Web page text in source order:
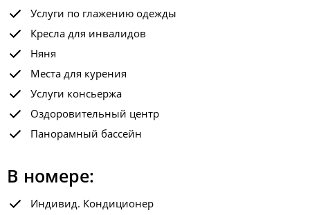
Услуги по глажению одежды
Кресла для инвалидов
Няня
Места для курения
Услуги консьержа
Оздоровительный центр
Панорамный бассейн
В номере:
Индивид. Кондиционер